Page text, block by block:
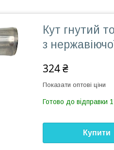
Кут гнутий
з
324 ₴
Показати оптові ціни
Готово до відправки
Купити